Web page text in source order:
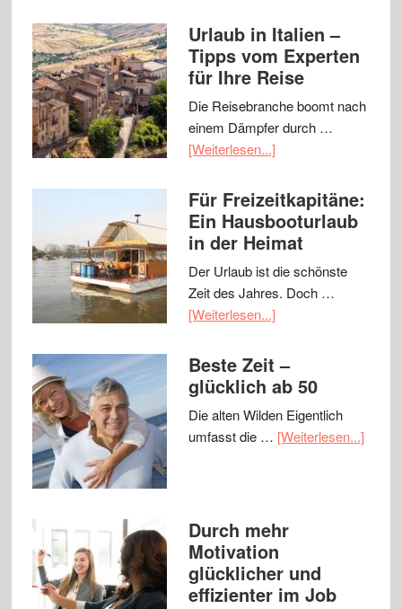
Urlaub in Italien –
Tipps vom Experten
für Ihre Reise
Die Reisebranche boomt nach
einem Dämpfer durch …
[Weiterlesen...]
Für Freizeitkapitäne:
Ein Hausbooturlaub
in der Heimat
Der Urlaub ist die schönste
Zeit des Jahres. Doch …
[Weiterlesen...]
Beste Zeit –
glücklich ab 50
Die alten Wilden Eigentlich
umfasst die … [Weiterlesen...]
Durch mehr
Motivation
glücklicher und
effizienter im Job